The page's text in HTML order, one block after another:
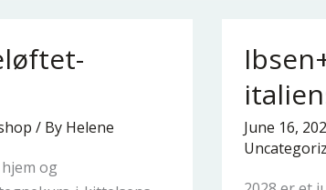
/ By Helene
og
June 16,
Ibsen+Italia
nytt
blikk
på